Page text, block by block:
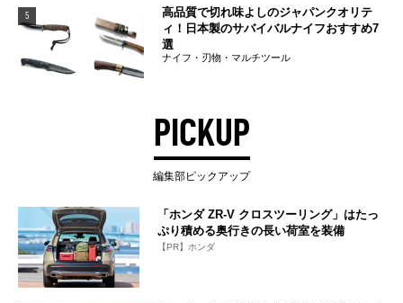
5
高品質で切れ味よしのジャパンクオリテ
ィ！日本製のサバイバルナイフおすすめ7
選
ナイフ・刃物・マルチツール
PICKUP
編集部ピックアップ
「ホンダ ZR-V クロスツーリング」はたっ
ぷり積める奥行きの長い荷室を装備
【PR】ホンダ